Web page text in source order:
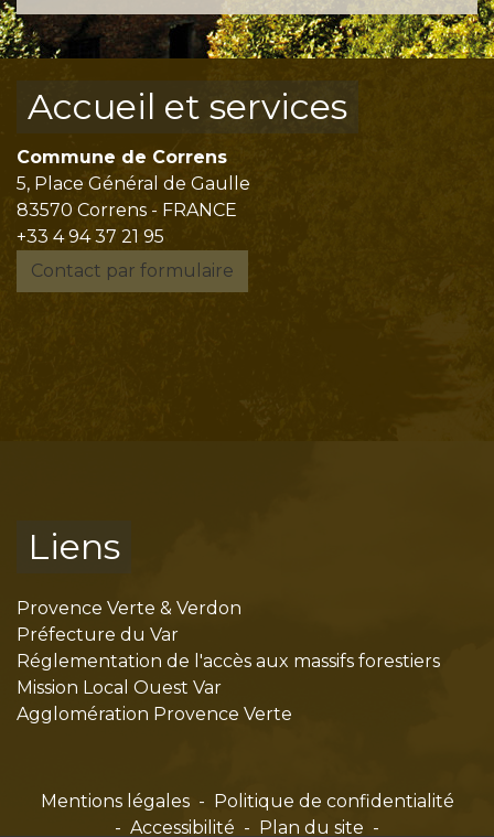
Accueil et services
Commune de Correns
5, Place Général de Gaulle
83570 Correns - FRANCE
+33 4 94 37 21 95
Contact par formulaire
Liens
Provence Verte & Verdon
Préfecture du Var
Réglementation de l'accès aux massifs forestiers
Mission Local Ouest Var
Agglomération Provence Verte
Mentions légales - Politique de confidentialité
- Accessibilité - Plan du site -